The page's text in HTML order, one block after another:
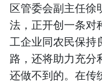
区管委会副主任徐
法，正开创一条对
工企业同农民保持
路，还将助力充分
还做不到的。在传